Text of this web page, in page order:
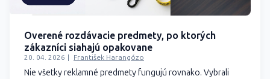
Overené rozdávacie predmety, po ktorých
zákazníci siahajú opakovane
20. 04. 2026 František Harangózo
Nie všetky reklamné predmety fungujú rovnako. Vybrali